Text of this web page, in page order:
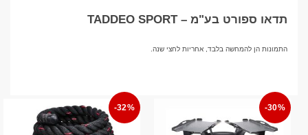
תדאו ספורט בע"מ – TADDEO SPORT
התמונות הן להמחשה בלבד, אחריות לחצי שנה.
-30%
-32%